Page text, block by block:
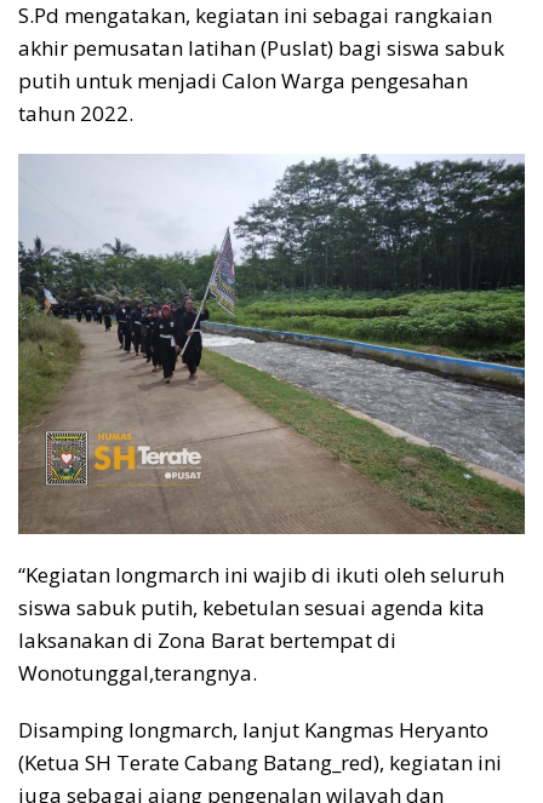
S.Pd mengatakan, kegiatan ini sebagai rangkaian
akhir pemusatan latihan (Puslat) bagi siswa sabuk
putih untuk menjadi Calon Warga pengesahan
tahun 2022.
“Kegiatan longmarch ini wajib di ikuti oleh seluruh
siswa sabuk putih, kebetulan sesuai agenda kita
laksanakan di Zona Barat bertempat di
Wonotunggal,terangnya.
Disamping longmarch, lanjut Kangmas Heryanto
(Ketua SH Terate Cabang Batang_red), kegiatan ini
juga sebagai ajang pengenalan wilayah dan